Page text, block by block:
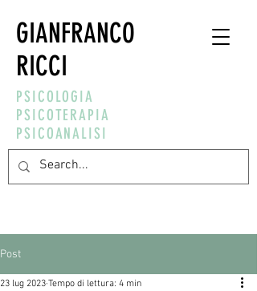
GIANFRANCO
RICCI
PSICOLOGIA
PSICOTERAPIA
PSICOANALISI
Post
23 lug 2023 Tempo di lettura: 4 min